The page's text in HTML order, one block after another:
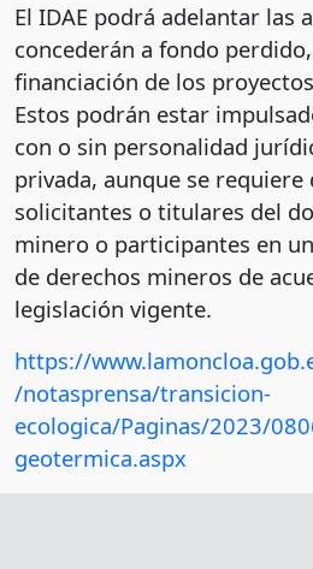
El IDAE podrá adelantar las
concederán a fondo
financiación de los
Estos podrán estar
con o sin personalidad
privada, aunque se requiere
solicitantes o titulares del
minero o participantes en
de derechos mineros de
legislación vigente.
https://
/notasprensa/transicion-
ecologica/Paginas/2023/
geotermica.aspx